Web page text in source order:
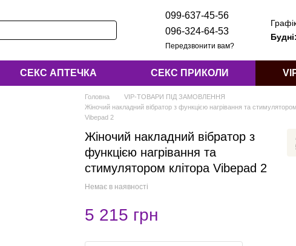
099-637-45-56
096-324-64-53
Передзвонити вам?
Будні:
СЕКС АПТЕЧКА СЕКС ПРИКОЛИ
Головна
VIP-ТОВАРИ ПІД ЗАМОВЛЕННЯ
Жіночий накладний вібратор з функцією нагрівання та
Vibepad 2
Жіночий накладний вібратор з
функцією нагрівання та
стимулятором клітора Vibepad 2
Немає в наявності
5 215 грн